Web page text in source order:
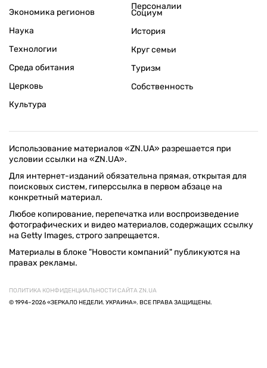
Экономика регионов
Персоналии
Наука
Технологии
Среда обитания
Церковь
Культура
Социум
История
Круг семьи
Туризм
Собственность
Использование материалов «ZN.UA» разрешается при
условии ссылки на «ZN.UA».
Для интернет-изданий обязательна прямая, открытая для
поисковых систем, гиперссылка в первом абзаце на
конкретный материал.
Любое копирование, перепечатка или воспроизведение
фотографических и видео материалов, содержащих ссылку
на Getty Images, строго запрещается.
Материалы в блоке "Новости компаний" публикуются на
правах рекламы.
ПОЛИТИКА КОНФИДЕНЦИАЛЬНОСТИ САЙТА ZN.UA
© 1994–2026 «ЗЕРКАЛО НЕДЕЛИ. УКРАИНА». ВСЕ ПРАВА ЗАЩИЩЕНЫ.